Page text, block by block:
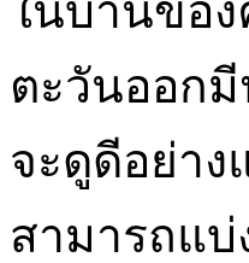
ในบ้านขอ
ตะวันออก
จะดูดีอย่า
สามารถแ